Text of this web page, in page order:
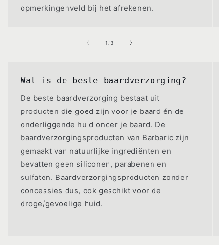
opmerkingenveld bij het afrekenen.
1 /van
3
Wat is de beste baardverzorging?
De beste baardverzorging bestaat uit
producten die goed zijn voor je baard én de
onderliggende huid onder je baard. De
baardverzorgingsproducten van Barbaric zijn
gemaakt van natuurlijke ingrediënten en
bevatten geen siliconen, parabenen en
sulfaten. Baardverzorgingsproducten zonder
concessies dus, ook geschikt voor de
droge/gevoelige huid.